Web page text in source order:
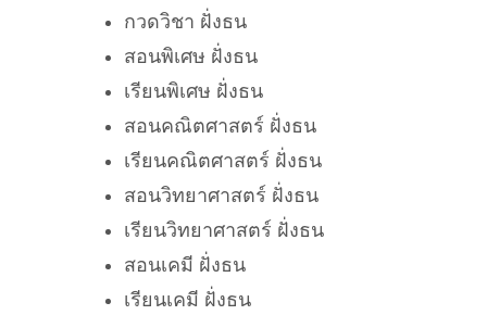
กวดวิชา ฝั่งธน
สอนพิเศษ ฝั่งธน
เรียนพิเศษ ฝั่งธน
สอนคณิตศาสตร์ ฝั่งธน
เรียนคณิตศาสตร์ ฝั่งธน
สอนวิทยาศาสตร์ ฝั่งธน
เรียนวิทยาศาสตร์ ฝั่งธน
สอนเคมี ฝั่งธน
เรียนเคมี ฝั่งธน